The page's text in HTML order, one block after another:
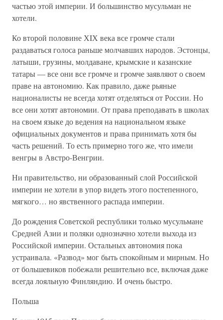
частью этой империи. И большинство мусульман не
хотели.
Ко второй половине ХIХ века все громче стали
раздаваться голоса раньше молчавших народов. Эстонцы,
латыши, грузины, молдаване, крымские и казанские
татары — все они все громче и громче заявляют о своем
праве на автономию. Как правило, даже рьяные
националисты не всегда хотят отделяться от России. Но
все они хотят автономии. От права преподавать в школах
на своем языке до ведения на национальном языке
официальных документов и права принимать хотя бы
часть решений. То есть примерно того же, что имели
венгры в Австро-Венгрии.
Ни правительство, ни образованный слой Российской
империи не хотели в упор видеть этого постепенного,
мягкого… но явственного распада империи.
До рождения Советской республики только мусульмане
Средней Азии и поляки однозначно хотели выхода из
Российской империи. Остальных автономия пока
устраивала. «Развод» мог быть спокойным и мирным. Но
от большевиков побежали решительно все, включая даже
всегда лояльную Финляндию. И очень быстро.
Польша